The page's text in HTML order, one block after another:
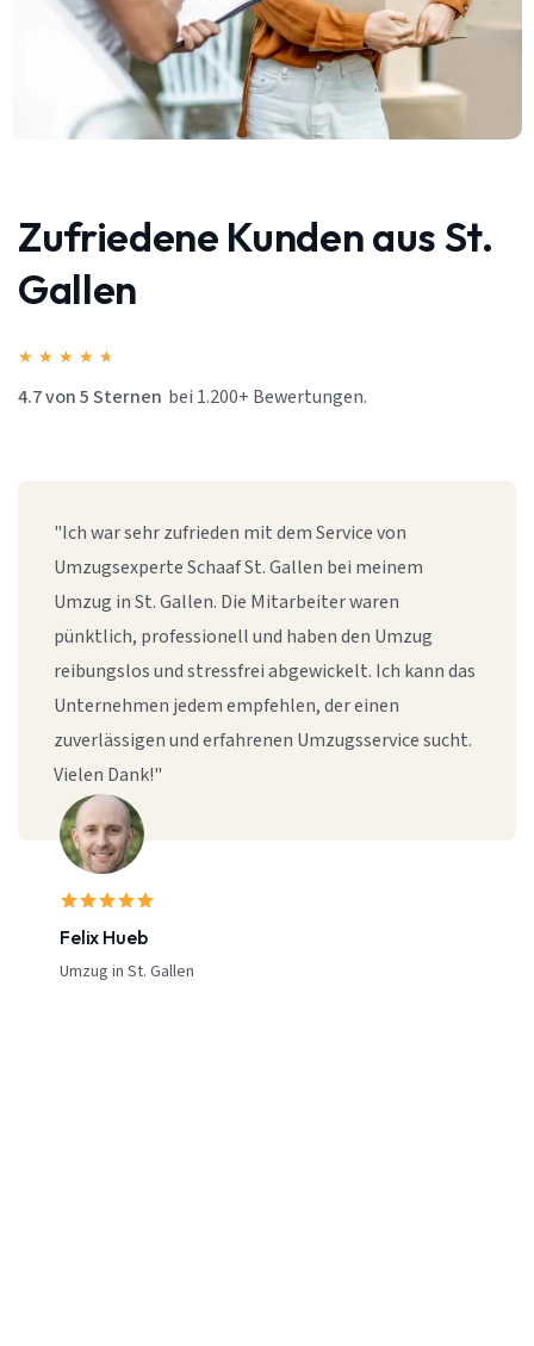
Zufriedene Kunden aus St.
Gallen
★ ★ ★ ★ ★
4.7 von 5 Sternen bei 1.200+ Bewertungen.
Felix Hueb
Umzug in St. Gallen
"Ich war sehr zufrieden mit dem Service von
Umzugsexperte Schaaf St. Gallen bei meinem
Umzug in St. Gallen. Die Mitarbeiter waren
pünktlich, professionell und haben den Umzug
reibungslos und stressfrei abgewickelt. Ich kann das
Unternehmen jedem empfehlen, der einen
zuverlässigen und erfahrenen Umzugsservice sucht.
Vielen Dank!"